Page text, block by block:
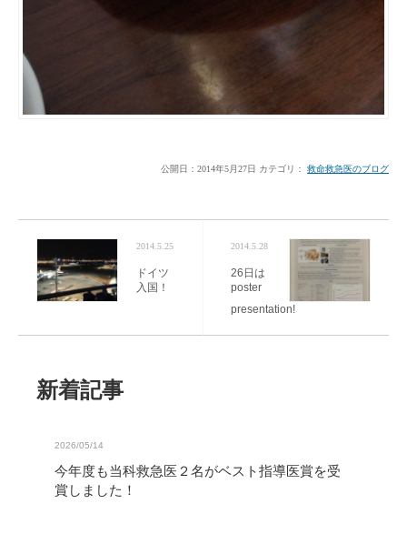
公開日： 2014年5月27日 カテゴリ： 救命救急医のブログ
2014.5.25
ドイツ
入国！
2014.5.28
26日は
poster
presentation!
新着記事
2026/05/14
今年度も当科救急医２名がベスト指導医賞を受
賞しました！